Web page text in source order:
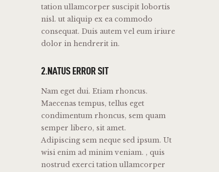
tation ullamcorper suscipit lobortis
nisl. ut aliquip ex ea commodo
consequat. Duis autem vel eum iriure
dolor in hendrerit in.
2.NATUS ERROR SIT
Nam eget dui. Etiam rhoncus.
Maecenas tempus, tellus eget
condimentum rhoncus, sem quam
semper libero, sit amet.
Adipiscing sem neque sed ipsum. Ut
wisi enim ad minim veniam. , quis
nostrud exerci tation ullamcorper